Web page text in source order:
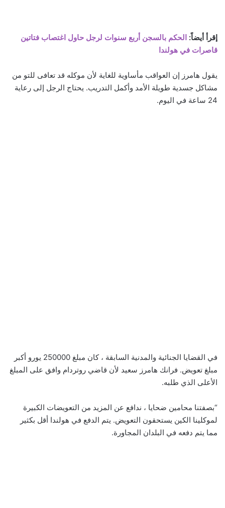
إقرأ أيضاً: الحكم بالسجن أربع سنوات لرجل حاول اغتصاب فتاتين
قاصرات في هولندا
يقول هامرز إن العواقب مأساوية للغاية لأن موكله قد تعافى للتو من
مشاكل جسدية طويلة الأمد وأكمل التدريب. يحتاج الرجل إلى رعاية
24 ساعة في اليوم.
في القضايا الجنائية والمدنية السابقة ، كان مبلغ 250000 يورو أكبر
مبلغ تعويض. فرانك هامرز سعيد لأن قاضي روتردام وافق على المبلغ
الأعلى الذي طلبه.
“بصفتنا محامين ضحايا ، ندافع عن المزيد من التعويضات الكبيرة
لموكلينا الكين يستحقون التعويض. يتم الدفع في هولندا أقل بكثير
مما يتم دفعه في البلدان المجاورة.